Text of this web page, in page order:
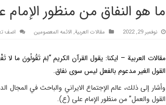
ما هو النفاق من منظور
نوفمبر 29, 2022 مقالات العربیة, الائمه المعصومين اضف
مقالات العربیة – ایكنا: یقول القرآن الکریم “لِمَ تَقُولُونَ ما
القول الغیر مدعوم بالفعل لیس سوی نفاق.
وأشار إلی ذلك، عالم الإجتماع الايراني والباحث في
القول والعمل” من منظور الإمام علی (ع).